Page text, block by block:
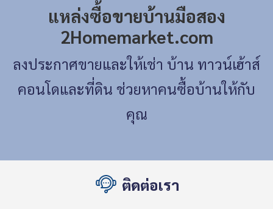
แหล่งซื้อขายบ้านมือสอง
2Homemarket.com
ลงประกาศขายและให้เช่า บ้าน ทาวน์เฮ้าส์
คอนโดและที่ดิน ช่วยหาคนซื้อบ้านให้กับ
คุณ
ติดต่อเรา